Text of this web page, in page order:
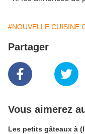
#NOUVELLE
Partager
Vous aimerez
Les petits gâteaux à